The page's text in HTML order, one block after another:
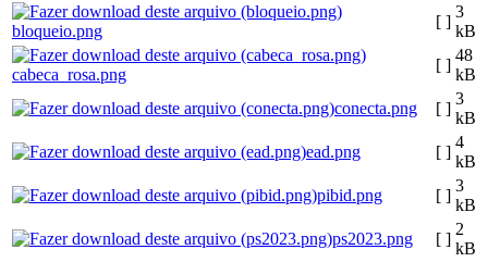
bloqueio.png
[ ]
3
kB
cabeca_rosa.png
[ ]
48
kB
conecta.png
[ ]
3
kB
ead.png
[ ]
4
kB
pibid.png
[ ]
3
kB
ps2023.png
[ ]
2
kB